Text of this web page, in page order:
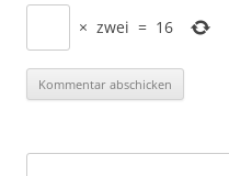
× zwei = 16